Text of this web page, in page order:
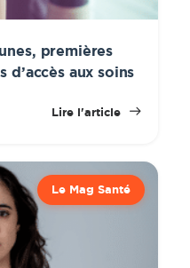
premières
aux soins
Lire l'article
Le Mag Santé